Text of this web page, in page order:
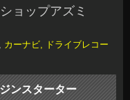
ップアズミ
, カーナビ, ドライブレコー
ンスターター